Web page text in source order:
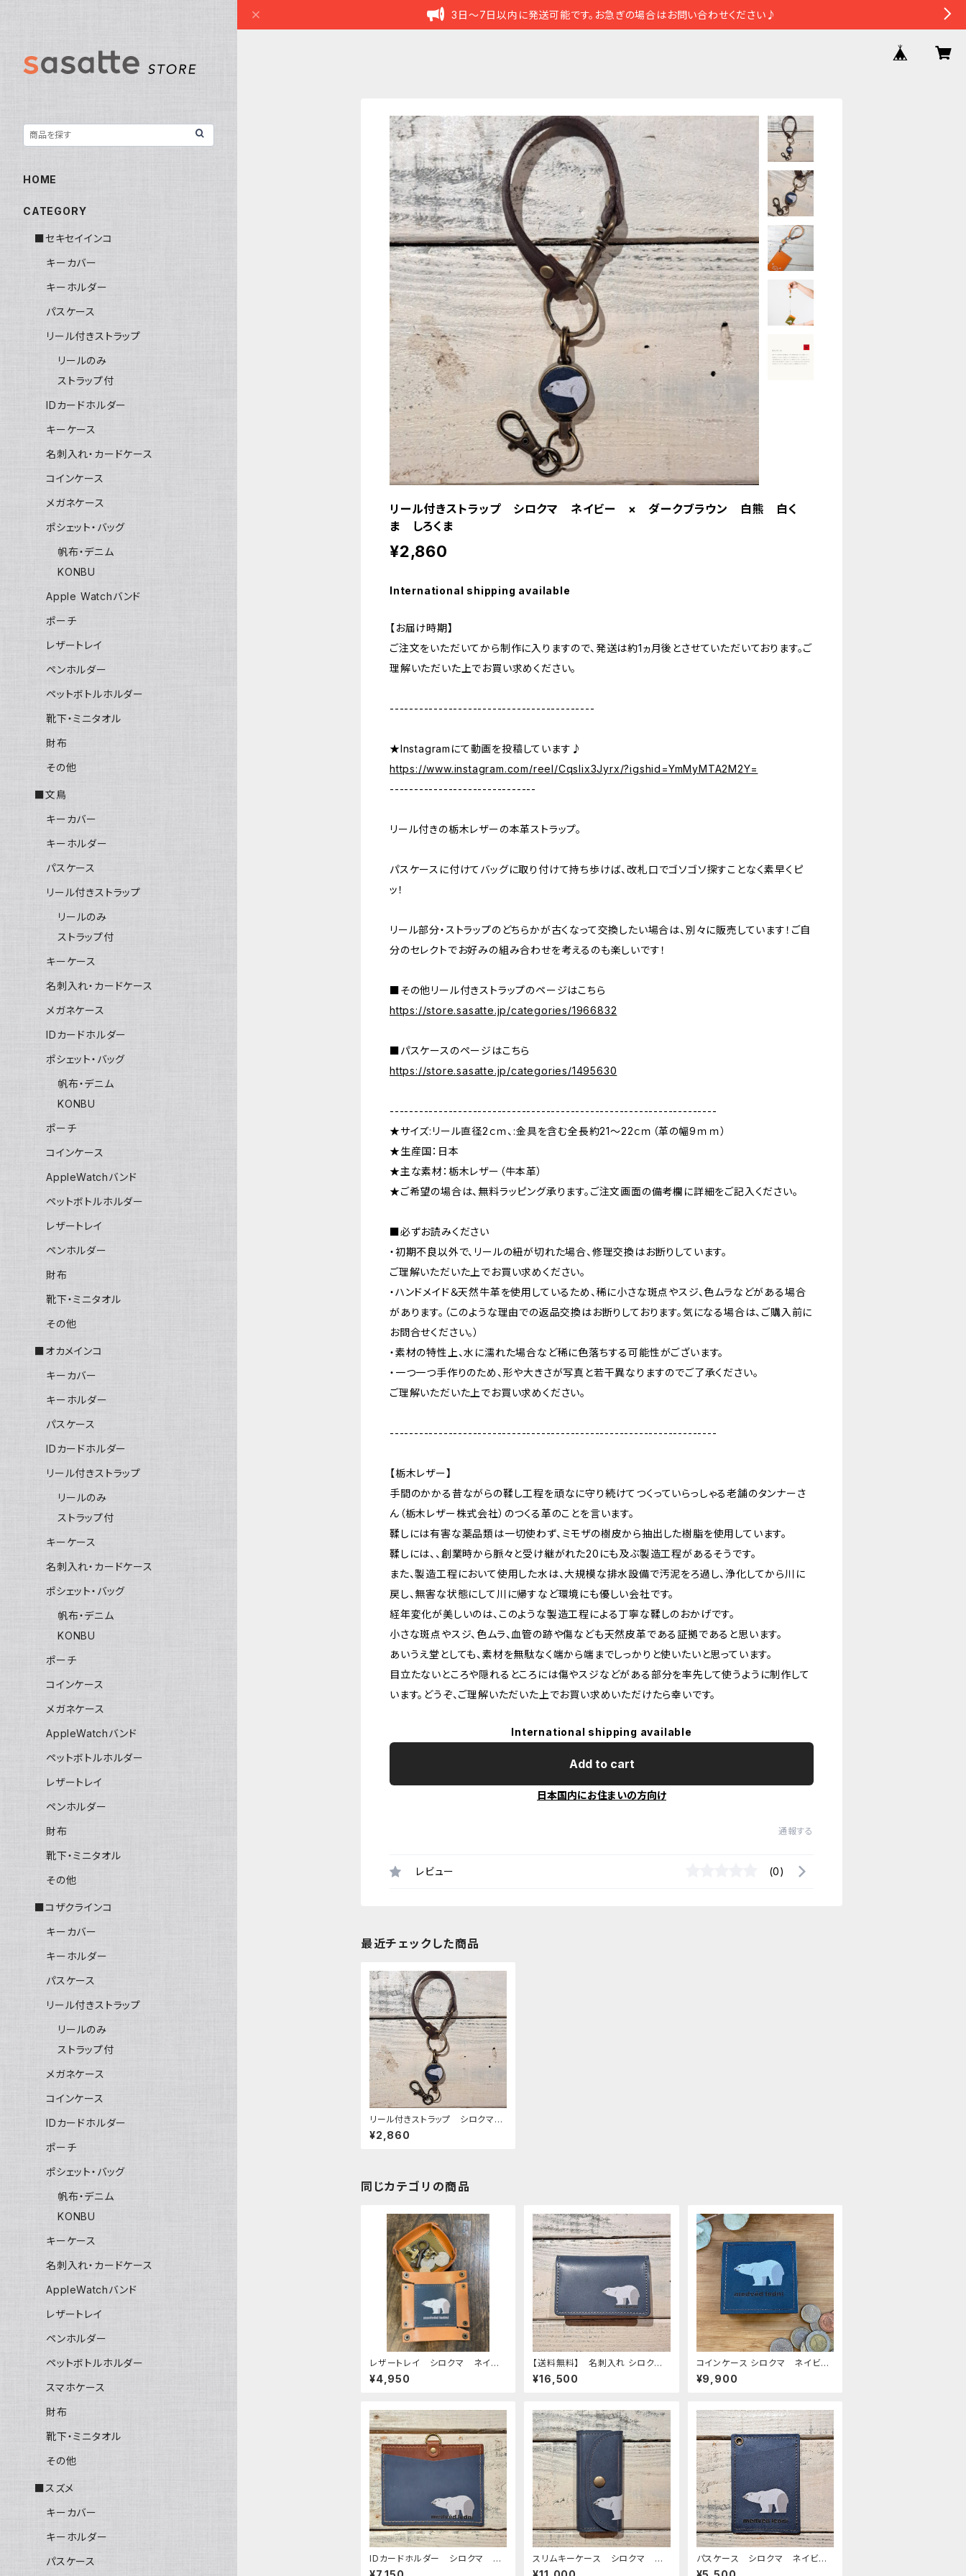
3日～7日以内に発送可能です。お急ぎの場合はお問い合わせください♪
リール付きストラップ シロクマ ネイビー × ダークブラウン 白熊 白く
ま しろくま
¥2,860
International shipping available
【お届け時期】
ご注文をいただいてから制作に入りますので、発送は約1ヵ月後とさせていただいております。ご
理解いただいた上でお買い求めください。
------------------------------------------
★Instagramにて動画を投稿しています♪
https://www.instagram.com/reel/Cqslix3Jyrx/?igshid=YmMyMTA2M2Y=
------------------------------
リール付きの栃木レザーの本革ストラップ。
パスケースに付けてバッグに取り付けて持ち歩けば、改札口でゴソゴソ探すことなく素早くピ
ッ！
リール部分・ストラップのどちらかが古くなって交換したい場合は、別々に販売しています！ご自
分のセレクトでお好みの組み合わせを考えるのも楽しいです！
■その他リール付きストラップのページはこちら
https://store.sasatte.jp/categories/1966832
■パスケースのページはこちら
https://store.sasatte.jp/categories/1495630
-------------------------------------------------------------------
★サイズ:リール直径2ｃｍ、:金具を含む全長約21〜22ｃｍ（革の幅9ｍｍ）
★生産国：日本
★主な素材：栃木レザー（牛本革）
★ご希望の場合は、無料ラッピング承ります。ご注文画面の備考欄に詳細をご記入ください。
■必ずお読みください
・初期不良以外で、リールの紐が切れた場合、修理交換はお断りしています。
ご理解いただいた上でお買い求めください。
・ハンドメイド＆天然牛革を使用しているため、稀に小さな斑点やスジ、色ムラなどがある場合
があります。（このような理由での返品交換はお断りしております。気になる場合は、ご購入前に
お問合せください。）
・素材の特性上、水に濡れた場合など稀に色落ちする可能性がございます。
・一つ一つ手作りのため、形や大きさが写真と若干異なりますのでご了承ください。
ご理解いただいた上でお買い求めください。
-------------------------------------------------------------------
【栃木レザー】
手間のかかる昔ながらの鞣し工程を頑なに守り続けてつくっていらっしゃる老舗のタンナーさ
ん（栃木レザー株式会社）のつくる革のことを言います。
鞣しには有害な薬品類は一切使わず、ミモザの樹皮から抽出した樹脂を使用しています。
鞣しには、、創業時から脈々と受け継がれた20にも及ぶ製造工程があるそうです。
また、製造工程において使用した水は、大規模な排水設備で汚泥をろ過し、浄化してから川に
戻し、無害な状態にして川に帰すなど環境にも優しい会社です。
経年変化が美しいのは、このような製造工程による丁寧な鞣しのおかげです。
小さな斑点やスジ、色ムラ、血管の跡や傷なども天然皮革である証拠であると思います。
あいうえ堂としても、素材を無駄なく端から端までしっかりと使いたいと思っています。
目立たないところや隠れるところには傷やスジなどがある部分を率先して使うように制作して
います。どうぞ、ご理解いただいた上でお買い求めいただけたら幸いです。
International shipping available
Add to cart
日本国内にお住まいの方向け
通報する
レビュー (0)
最近チェックした商品
リール付きストラップ シロクマ
ネイビー × ダークブラウン
白熊 白くま しろくま
¥2,860
同じカテゴリの商品
レザートレイ シロクマ ネイビ
ー 栃木レザー
¥4,950
【送料無料】 名刺入れ シロク
マ 白熊 白くま しろくま ネイ
ビー DarkBlue 栃木レザー
¥16,500
コインケース シロクマ ネイビ
ー 栃木レザー 白くま 白熊
¥9,900
IDカードホルダー シロクマ 白
熊 白くま しろくま （ストラップ
スリムキーケース シロクマ ネ
イビー 白熊 白くま しろくま
パスケース シロクマ ネイビ
ー 白熊 しろくま
HOME
CATEGORY
■セキセイインコ
キーカバー
キーホルダー
パスケース
リール付きストラップ
リールのみ
ストラップ付
IDカードホルダー
キーケース
名刺入れ・カードケース
コインケース
メガネケース
ポシェット・バッグ
帆布・デニム
KONBU
Apple Watchバンド
ポーチ
レザートレイ
ペンホルダー
ペットボトルホルダー
靴下・ミニタオル
財布
その他
■文鳥
キーカバー
キーホルダー
パスケース
リール付きストラップ
リールのみ
ストラップ付
キーケース
名刺入れ・カードケース
メガネケース
IDカードホルダー
ポシェット・バッグ
帆布・デニム
KONBU
ポーチ
コインケース
AppleWatchバンド
ペットボトルホルダー
レザートレイ
ペンホルダー
財布
靴下・ミニタオル
その他
■オカメインコ
キーカバー
キーホルダー
パスケース
IDカードホルダー
リール付きストラップ
リールのみ
ストラップ付
キーケース
名刺入れ・カードケース
ポシェット・バッグ
帆布・デニム
KONBU
ポーチ
コインケース
メガネケース
AppleWatchバンド
ペットボトルホルダー
レザートレイ
ペンホルダー
財布
靴下・ミニタオル
その他
■コザクラインコ
キーカバー
キーホルダー
パスケース
リール付きストラップ
リールのみ
ストラップ付
メガネケース
コインケース
IDカードホルダー
ポーチ
ポシェット・バッグ
帆布・デニム
KONBU
キーケース
名刺入れ・カードケース
AppleWatchバンド
レザートレイ
ペンホルダー
ペットボトルホルダー
スマホケース
財布
靴下・ミニタオル
その他
■スズメ
キーカバー
キーホルダー
パスケース